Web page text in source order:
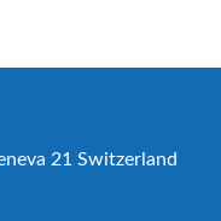
21 Switzerland